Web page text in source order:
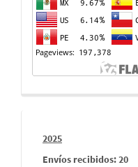
Informes
envios
2025
Envíos recibidos: 20